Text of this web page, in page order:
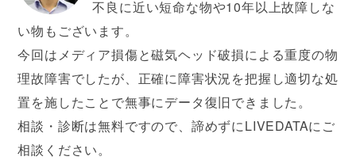
不良に近い短命な物や10年以上故障しな
い物もございます。
今回はメディア損傷と磁気ヘッド破損による重度の物
理故障害でしたが、正確に障害状況を把握し適切な処
置を施したことで無事にデータ復旧できました。
相談・診断は無料ですので、諦めずにLIVEDATAにご
相談ください。